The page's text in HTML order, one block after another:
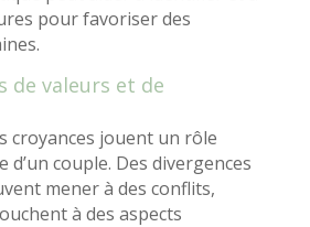
pour favoriser des
de valeurs et de
croyances jouent un rôle
d’un couple. Des divergences
mener à des conflits,
à des aspects